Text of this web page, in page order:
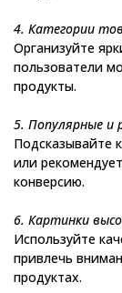
4. Категории
Организуйте
пользователи
продукты.
5. Популярные и
Подсказывайте
или
конверсию.
6. Картинки
Используйте
привлечь
продуктах.